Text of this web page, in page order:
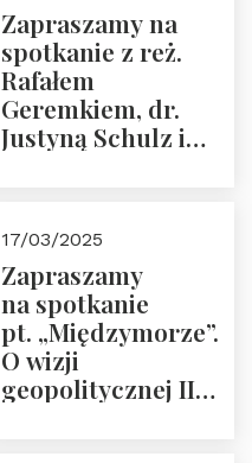
Zapraszamy na
spotkanie z reż.
Rafałem
Geremkiem, dr.
Justyną Schulz i
“Rosja-Niemcy…”
17/03/2025
Zapraszamy
na spotkanie
pt. „Międzymorze”.
O wizji
geopolitycznej II